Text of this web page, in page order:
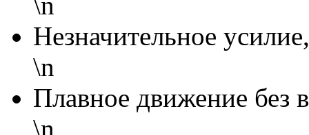
Незначительное
\n
Плавное движение без
\n